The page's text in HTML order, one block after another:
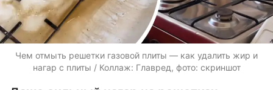
Чем отмыть решетки газовой плиты — как удалить жир и
нагар с плиты / Коллаж: Главред, фото: скриншот